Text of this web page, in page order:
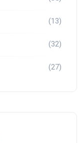
(13)
(32)
(27)